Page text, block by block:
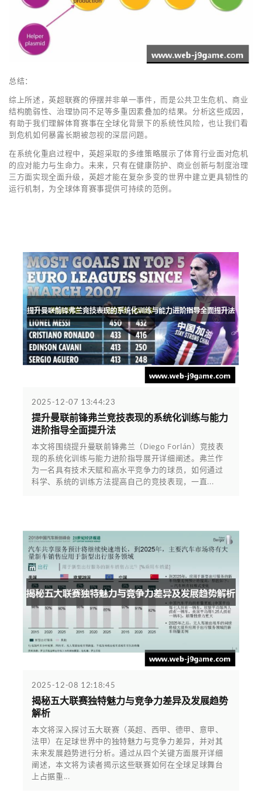
总结：
综上所述，英超联赛的停摆并非单一事件，而是公共卫生危机、商业
结构脆弱性、治理协同不足等多重因素叠加的结果。分析这些成因，
有助于我们理解体育赛事在全球化背景下的系统性风险，也让我们看
到危机如何暴露长期被忽视的深层问题。
在系统化重启过程中，英超采取的多维策略展示了体育行业面对危机
的应对能力与生命力。未来，只有在健康防护、商业创新与制度治理
三方面实现全面升级，英超才能在复杂多变的世界中建立更具韧性的
运行机制，为全球体育赛事提供可持续的范例。
2025-12-07 13:44:23
提升曼联前锋弗兰竞技表现的系统化训练与能力
进阶指导全面提升法
本文将围绕提升曼联前锋弗兰（Diego Forlán）竞技表
现的系统化训练与能力进阶指导展开详细阐述。弗兰作
为一名具有技术天赋和高水平竞争力的球员，如何通过
科学、系统的训练方法提高自己的竞技表现，一直...
2025-12-08 12:18:45
揭秘五大联赛独特魅力与竞争力差异及发展趋势
解析
本文将深入探讨五大联赛（英超、西甲、德甲、意甲、
法甲）在足球世界中的独特魅力与竞争力差异，并对其
未来发展趋势进行分析。通过从四个关键方面展开详细
阐述，本文将为读者揭示这些联赛如何在全球足球舞台
上占据重...